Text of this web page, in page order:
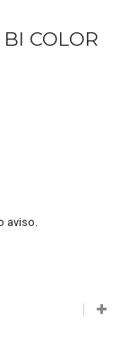
COLOR
aviso.